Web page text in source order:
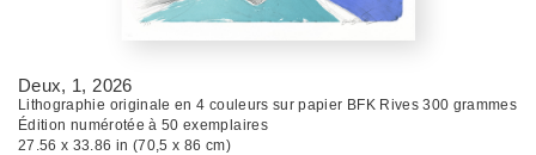
Deux, 1, 2026
Lithographie originale en 4 couleurs sur papier BFK Rives 300 grammes
Édition numérotée à 50 exemplaires
27.56 x 33.86 in (70,5 x 86 cm)